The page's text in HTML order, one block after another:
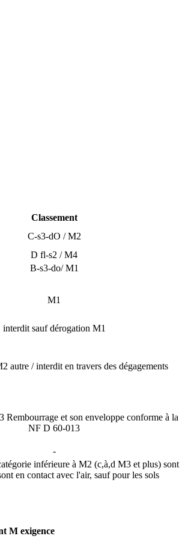
Classement
C-s3-dO / M2
D fl-s2 / M4
B-s3-do/ M1
M1
interdit sauf dérogation M1
autre / interdit en travers des dégagements
Rembourrage et son enveloppe conforme à la
NF D 60-013
-
inférieure à M2 (c,à,d M3 et plus) sont
en contact avec l'air, sauf pour les sols
M exigence